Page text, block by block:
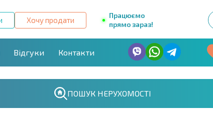
Хочу продати
Працюємо
прямо зараз!
Відгуки Контакти
ПОШУК НЕРУХОМОСТІ